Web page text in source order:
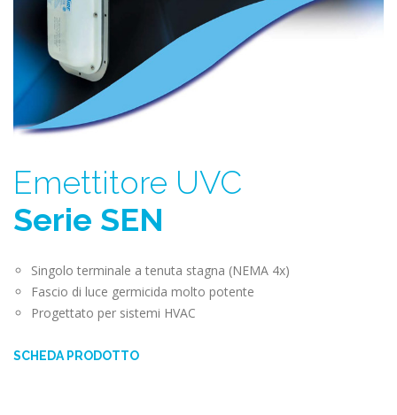
Emettitore UVC
Serie SEN
Singolo terminale a tenuta stagna (NEMA 4x)
Fascio di luce germicida molto potente
Progettato per sistemi HVAC
SCHEDA PRODOTTO